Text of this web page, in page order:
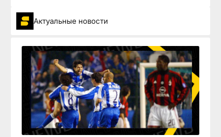
Актуальные новости